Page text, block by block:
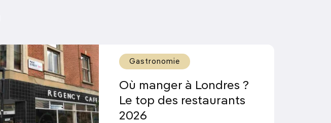
Gastronomie
Où manger à Londres ?
Le top des restaurants
2026